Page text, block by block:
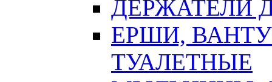
ДЕРЖАТЕЛИ
ЕРШИ,
ТУАЛЕТНЫЕ